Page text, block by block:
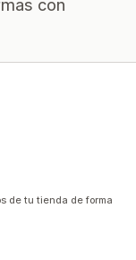
con
de tu tienda de forma